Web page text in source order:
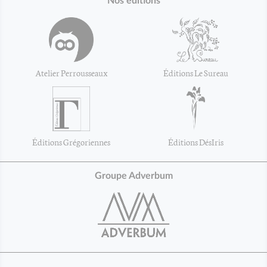
Atelier Perrousseaux Éditions Le Sureau
Éditions Grégoriennes Éditions DésIris
Groupe Adverbum